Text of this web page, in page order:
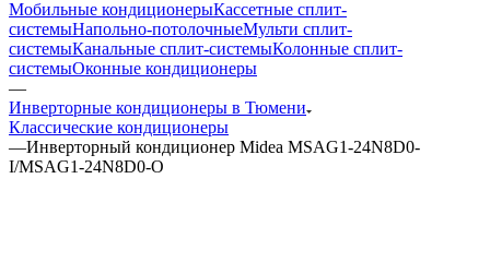
Мобильные кондиционерыКассетные сплит-
системыНапольно-потолочныеМульти сплит-
системыКанальные сплит-системыКолонные сплит-
системыОконные кондиционеры
—
Инверторные кондиционеры в Тюмени
Классические кондиционеры
—Инверторный кондиционер Midea MSAG1-24N8D0-
I/MSAG1-24N8D0-O